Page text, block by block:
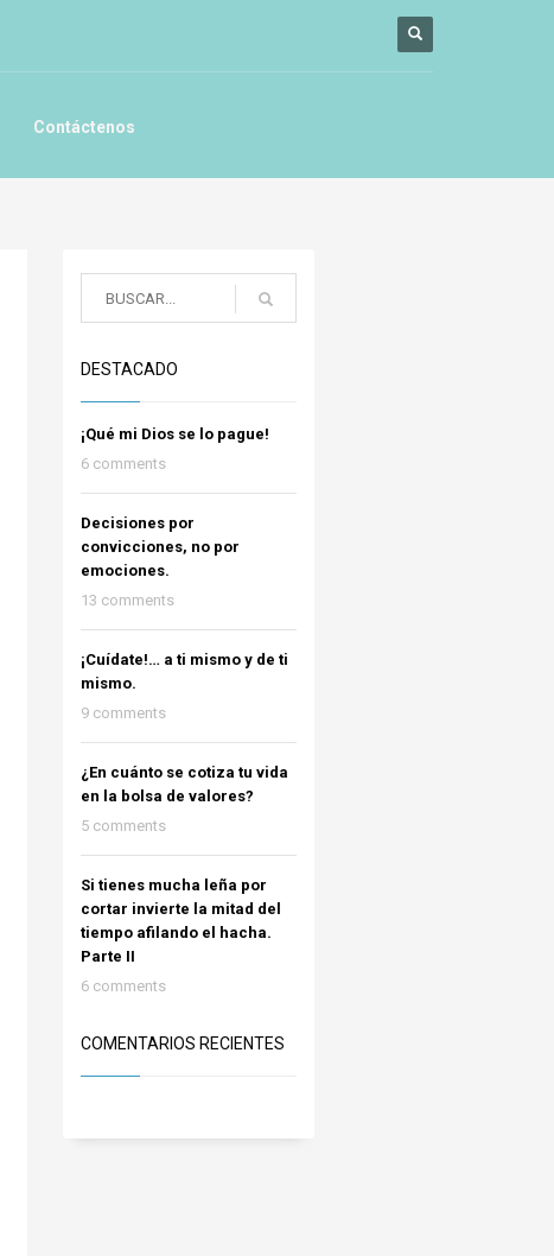
Contáctenos
DESTACADO
¡Qué mi Dios se lo pague!
6 comments
Decisiones por
convicciones, no por
emociones.
13 comments
¡Cuídate!… a ti mismo y de ti
mismo.
9 comments
¿En cuánto se cotiza tu vida
en la bolsa de valores?
5 comments
Si tienes mucha leña por
cortar invierte la mitad del
tiempo afilando el hacha.
Parte II
6 comments
COMENTARIOS RECIENTES